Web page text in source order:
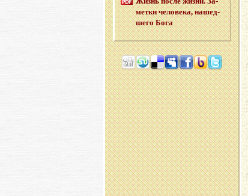
мет­ки че­ло­ве­ка, на­шед­
ше­го Бога